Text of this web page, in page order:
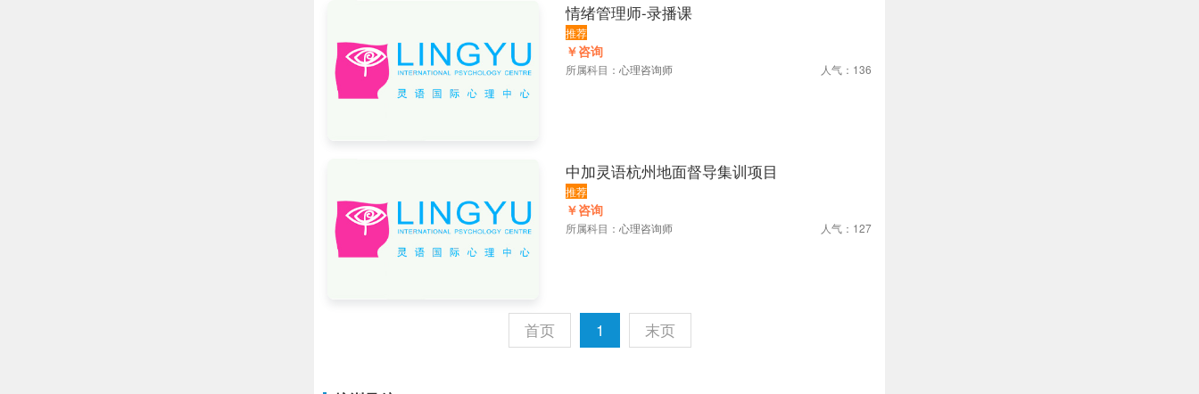
情绪管理师-录播课
推荐
￥咨询
所属科目： 心理咨询师 人气：136
中加灵语杭州地面督导集训项目
推荐
￥咨询
所属科目： 心理咨询师 人气：127
首页 1 末页